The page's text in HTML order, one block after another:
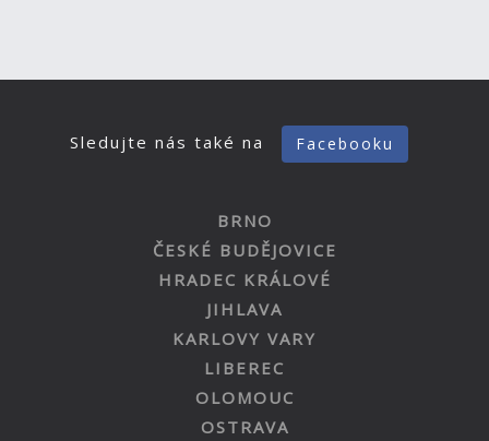
Sledujte nás také na Facebooku
BRNO
ČESKÉ BUDĚJOVICE
HRADEC KRÁLOVÉ
JIHLAVA
KARLOVY VARY
LIBEREC
OLOMOUC
OSTRAVA